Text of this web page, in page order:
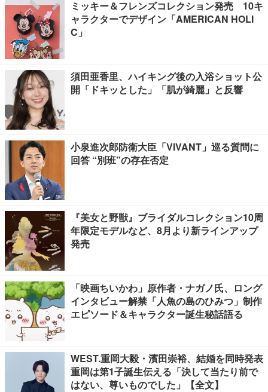
ミッキー＆フレンズコレクション発売 10キ
ャラクターでデザイン「AMERICAN HOLI
C」
須田亜香里、ハイキング後の入浴ショット公
開「ドキッとした」「肌が綺麗」と反響
小泉進次郎防衛大臣「VIVANT」巡る質問に
回答 “別班”の存在否定
『美女と野獣』ブライダルコレクション10周
年限定モデルなど、8月より新ラインアップ
発売
「映画ちいかわ」原作者・ナガノ氏、ロング
インタビュー解禁「人魚の島のひみつ」制作
エピソード＆キャラクター誕生秘話語る
WEST.重岡大毅・濱田崇裕、結婚を同時発表
重岡は第1子誕生伝える「決して当たり前で
はない、尊いものでした」【全文】